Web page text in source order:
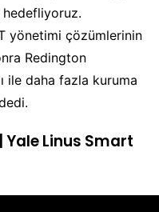
hedefliyoruz.
yönetimi çözümlerinin
Redington
ile daha fazla kuruma
| Yale Linus Smart